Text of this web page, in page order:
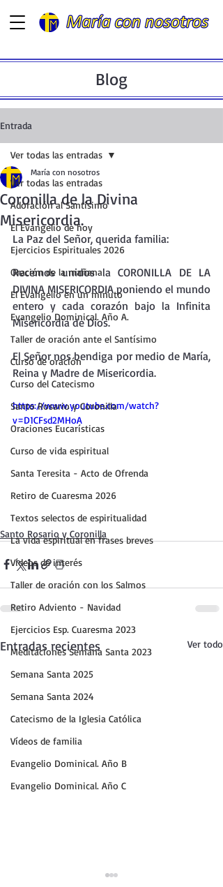
Blog
Entrada
Ver todas las entradas
Adoración al Santísimo
El Evangelio de hoy
Ejercicios Espirituales 2026
Oración de la mañana
El Evangelio en un minuto
Evangelio Dominical. Año A.
Taller de oración ante el Santísimo
Curso de oración
Curso del Catecismo
Santo Rosario y Coronilla
Oraciones Eucarísticas
Curso de vida espiritual
Santa Teresita - Acto de Ofrenda
Retiro de Cuaresma 2026
Textos selectos de espiritualidad
La vida espiritual en frases breves
Vídeos de interés
Taller de oración con los Salmos
Retiro Adviento - Navidad
Ejercicios Esp. Cuaresma 2023
Meditaciones Semana Santa 2023
Semana Santa 2025
Semana Santa 2024
Catecismo de la Iglesia Católica
Vídeos de familia
Evangelio Dominical. Año B
Evangelio Dominical. Año C
Ver todas las entradas
Coronilla de la Divina
Misericordia.
María con nosotros
La Paz del Señor, querida familia:
Recemos unidos la CORONILLA DE LA
DIVINA MISERICORDIA poniendo el mundo
entero y cada corazón bajo la Infinita
Misericordia de Dios.
El Señor nos bendiga por medio de María,
Reina y Madre de Misericordia.
https://www.youtube.com/watch?
v=D1CFsd2MHoA
Santo Rosario y Coronilla
Entradas recientes Ver todo